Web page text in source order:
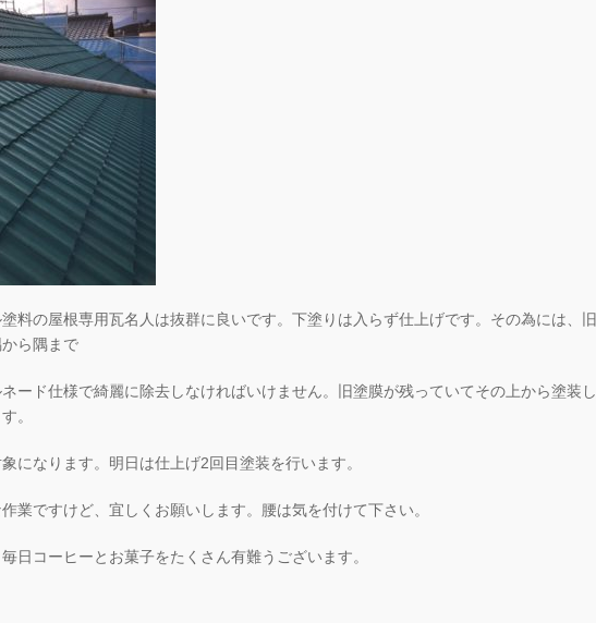
料の屋根専用瓦名人は抜群に良いです。下塗りは入らず仕上げです。その為には、旧
ら隅まで
ード仕様で綺麗に除去しなければいけません。旧塗膜が残っていてその上から塗装し
。
になります。明日は仕上げ2回目塗装を行います。
業ですけど、宜しくお願いします。腰は気を付けて下さい。
日コーヒーとお菓子をたくさん有難うございます。